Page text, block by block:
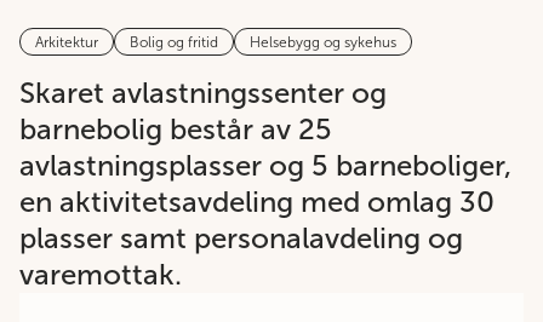
Arkitektur Bolig og fritid Helsebygg og sykehus
Skaret avlastningssenter og
barnebolig består av 25
avlastningsplasser og 5 barneboliger,
en aktivitetsavdeling med omlag 30
plasser samt personalavdeling og
varemottak.